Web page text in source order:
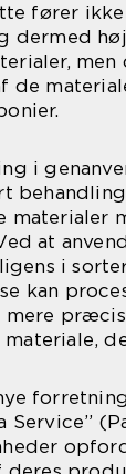
fører
dermed
men
de
i
materialer
at
i
kan
Service”